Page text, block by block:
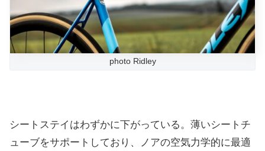
photo Ridley
シートステイはわずかに下がっている。薄いシートチ
ューブをサポートしており、ノアの空気力学的に最適